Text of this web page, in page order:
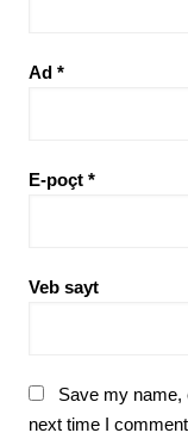
Ad *
E-poçt *
Veb sayt
Save my name,
next time I